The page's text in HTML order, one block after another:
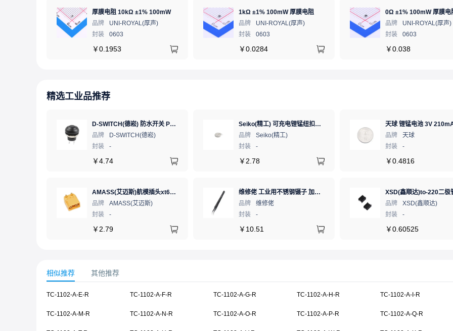
厚膜电阻 10kΩ ±1% 100mW
品牌
UNI-ROYAL(厚声)
封装
0603
￥0.1953
1kΩ ±1% 100mW 厚膜电阻
品牌
UNI-ROYAL(厚声)
封装
0603
￥0.0284
0Ω ±1% 100mW 厚膜电
品牌
UNI-ROYAL(厚声)
封装
0603
￥0.038
精选工业品推荐
D-SWITCH(德崧) 防水开关 PB-12M11-RPBN-FA
品牌
D-SWITCH(德崧)
封装
-
￥4.74
Seiko(精工) 可充电锂锰纽扣电池 3V 5.5mAh 1个
品牌
Seiko(精工)
封装
-
￥ 2.78
天球 锂锰电池 3V
品牌
天球
封装
-
￥0.4816
AMASS(艾迈斯)航模插头xt60连接器150公母对接pw锂电池公头 接PCB板卧式 黄色 公头XT60PW-M.G.Y
品牌
AMASS(艾迈斯)
封装
-
￥ 2.79
维修佬 工业用不锈钢镊子 加硬高精度防静电 夹精密电子元件弯细尖头电子专用夹子弯嘴镊子燕窝挑毛工具
品牌
维修佬
封装
-
￥ 10.51
品牌
XSD(鑫顺达)
封装
-
￥0.60525
相似推荐 其他推荐
TC-1102-A-E-R TC-1102-A-F-R TC-1102-A-G-R TC-1102-A-H-R TC-1102-A-I-R
TC-1102-A-M-R TC-1102-A-N-R TC-1102-A-O-R TC-1102-A-P-R TC-1102-A-Q-R